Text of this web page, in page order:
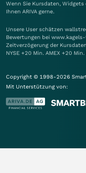
Wenn Sie Kursdaten,
Ihnen ARIVA gerne.
Unsere User schätzen
Bewertungen bei
Zeitverzögerung der
NYSE +20 Min. AMEX +20
Copyright © 1998-2026
Mit Unterstützung von: